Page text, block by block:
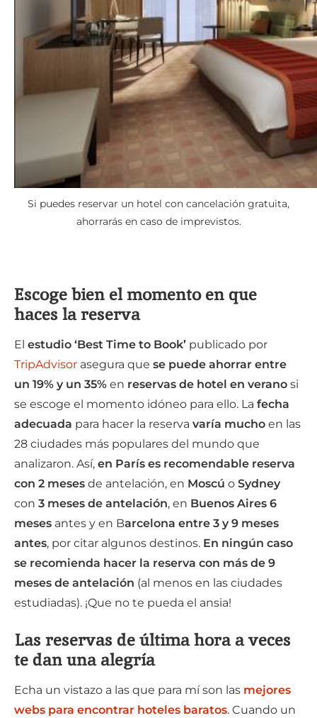
Si puedes reservar un hotel con cancelación gratuita,
ahorrarás en caso de imprevistos.
Escoge bien el momento en que
haces la reserva
El estudio ‘Best Time to Book’ publicado por
TripAdvisor asegura que se puede ahorrar entre
un 19% y un 35% en reservas de hotel en verano si
se escoge el momento idóneo para ello. La fecha
adecuada para hacer la reserva varía mucho en las
28 ciudades más populares del mundo que
analizaron. Así, en París es recomendable reserva
con 2 meses de antelación, en Moscú o Sydney
con 3 meses de antelación, en Buenos Aires 6
meses antes y en Barcelona entre 3 y 9 meses
antes, por citar algunos destinos. En ningún caso
se recomienda hacer la reserva con más de 9
meses de antelación (al menos en las ciudades
estudiadas). ¡Que no te pueda el ansia!
Las reservas de última hora a veces
te dan una alegría
Echa un vistazo a las que para mí son las mejores
webs para encontrar hoteles baratos. Cuando un